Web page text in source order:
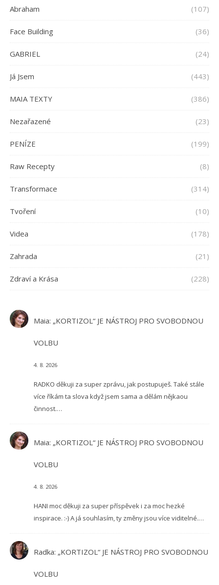
Abraham (107)
Face Building (36)
GABRIEL (24)
Já Jsem (443)
MAIA TEXTY (386)
Nezařazené (23)
PENÍZE (199)
Raw Recepty (8)
Transformace (314)
Tvoření (10)
Videa (178)
Zahrada (21)
Zdraví a Krása (228)
Maia: „KORTIZOL“ JE NÁSTROJ PRO SVOBODNOU
VOLBU
4. 8. 2026
RADKO děkuji za super zprávu, jak postupuješ. Také stále
více říkám ta slova když jsem sama a dělám nějkaou
činnost.…
Maia: „KORTIZOL“ JE NÁSTROJ PRO SVOBODNOU
VOLBU
4. 8. 2026
HANI moc děkuji za super příspěvek i za moc hezké
inspirace. :-) A já souhlasím, ty změny jsou více viditelné.…
Radka: „KORTIZOL“ JE NÁSTROJ PRO SVOBODNOU
VOLBU